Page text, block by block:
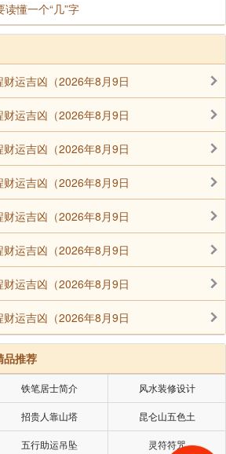
道的本质和《易》道在现实生
易》道中一些基本概念。《易》
故本章有强烈的批评意味，但碍于
言辞晦涩，吞吞吐吐。
利用阴阳来推演万事万物的变
易》有三层境界：变易、不易和简
观点解释，那就是说，事物是运
易”；事物的运动变化是有规律
，这就是“不易”；掌握了事物运动
以透过纷繁复杂的变化现象而看
抓住事物的本质，化繁为简，把一
这就是“简易”。《易》的最高境界
把万事万物加以高度抽象，萃取
属性，那就是阴阳，然後以阴阳为
推演万事万物之规律，这就是
，唯一阴一阳而已，故曰“一阴一
所成为性。先天之本是从先辈
懂一个“几”字
运吉凶（2026年8月9日
运吉凶（2026年8月9日
运吉凶（2026年8月9日
运吉凶（2026年8月9日
运吉凶（2026年8月9日
运吉凶（2026年8月9日
运吉凶（2026年8月9日
运吉凶（2026年8月9日
品推荐
铁笔居士简介 风水装修设计
招贵人靠山塔 昆仑山五色土
五行助运吊坠 灵符符咒